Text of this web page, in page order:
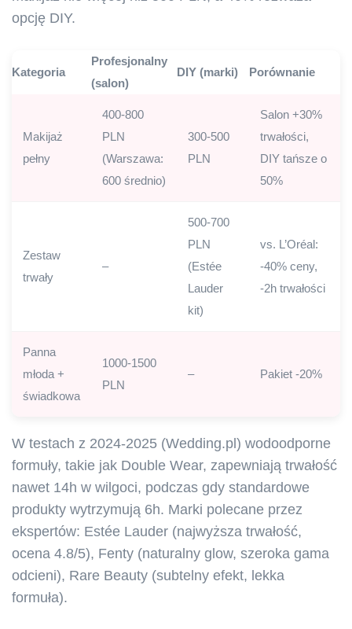
opcję DIY.
Kategoria
Profesjonalny
(salon)
DIY (marki) Porównanie
Makijaż
pełny
400-800
PLN
(Warszawa:
600 średnio)
300-500
PLN
Salon +30%
trwałości,
DIY tańsze o
50%
Zestaw
trwały
–
500-700
PLN
(Estée
Lauder
kit)
vs. L’Oréal:
-40% ceny,
-2h trwałości
Panna
młoda +
świadkowa
1000-1500
PLN
– Pakiet -20%
W testach z 2024-2025 (Wedding.pl) wodoodporne
formuły, takie jak Double Wear, zapewniają trwałość
nawet 14h w wilgoci, podczas gdy standardowe
produkty wytrzymują 6h. Marki polecane przez
ekspertów: Estée Lauder (najwyższa trwałość,
ocena 4.8/5), Fenty (naturalny glow, szeroka gama
odcieni), Rare Beauty (subtelny efekt, lekka
formuła).